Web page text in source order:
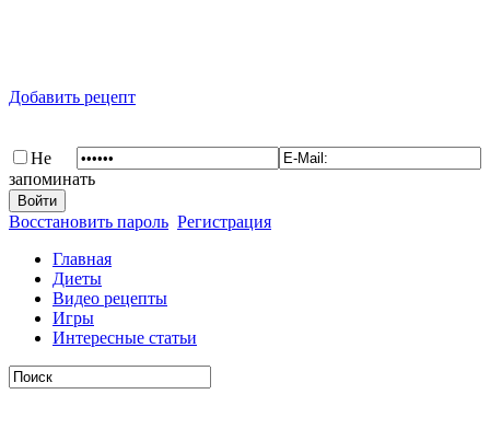
Добавить рецепт
Не
запоминать
Восстановить пароль Регистрация
Главная
Диеты
Видео рецепты
Игры
Интересные статьи